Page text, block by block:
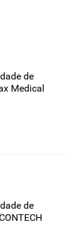
de
Medical
de